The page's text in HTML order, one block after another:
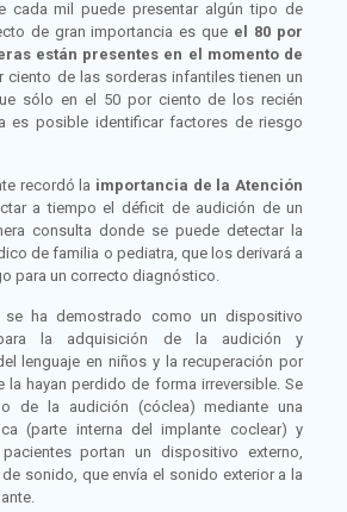
cada mil puede presentar algún tipo de
de gran importancia es que el 80 por
están presentes en el momento de
ciento de las sorderas infantiles tienen un
sólo en el 50 por ciento de los recién
es posible identificar factores de riesgo
recordó la importancia de la Atención
a tiempo el déficit de audición de un
consulta donde se puede detectar la
de familia o pediatra, que los derivará a
para un correcto diagnóstico.
se ha demostrado como un dispositivo
la adquisición de la audición y
lenguaje en niños y la recuperación por
la hayan perdido de forma irreversible. Se
de la audición (cóclea) mediante una
(parte interna del implante coclear) y
portan un dispositivo externo,
sonido, que envía el sonido exterior a la